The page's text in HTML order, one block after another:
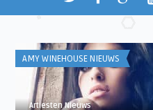
AMY WINEHOUSE NIEUWS
Artiesten Nieuws